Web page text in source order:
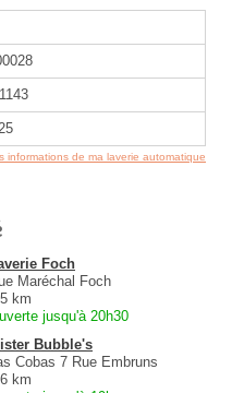
informations de ma laverie automatique
Foch
Maréchal Foch
km
jusqu'à 20h30
Bubble's
Cobas 7 Rue Embruns
km